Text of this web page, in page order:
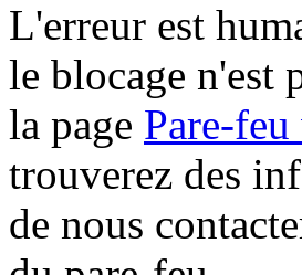
L'erreur est
le blocage n'est
la page Pare-
trouverez des
de nous